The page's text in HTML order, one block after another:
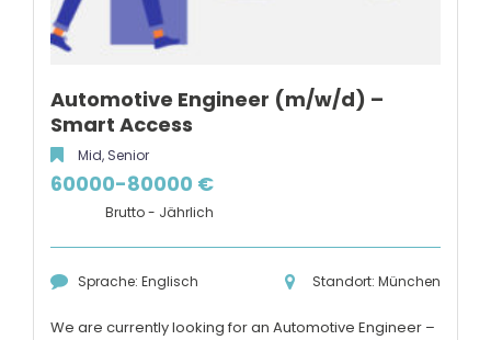
Automotive Engineer (m/w/d) –
Smart Access
Mid, Senior
60000-80000 €
Brutto - Jährlich
Sprache: Englisch Standort: München
We are currently looking for an Automotive Engineer –